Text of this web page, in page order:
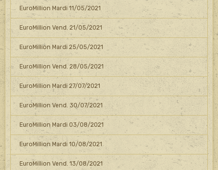
EuroMillion Mardi 11/05/2021
EuroMillion Vend. 21/05/2021
EuroMillion Mardi 25/05/2021
EuroMillion Vend. 28/05/2021
EuroMillion Mardi 27/07/2021
EuroMillion Vend. 30/07/2021
EuroMillion Mardi 03/08/2021
EuroMillion Mardi 10/08/2021
EuroMillion Vend. 13/08/2021